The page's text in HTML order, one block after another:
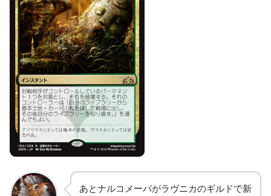
あとナルコメーバがラヴニカのギルドで新